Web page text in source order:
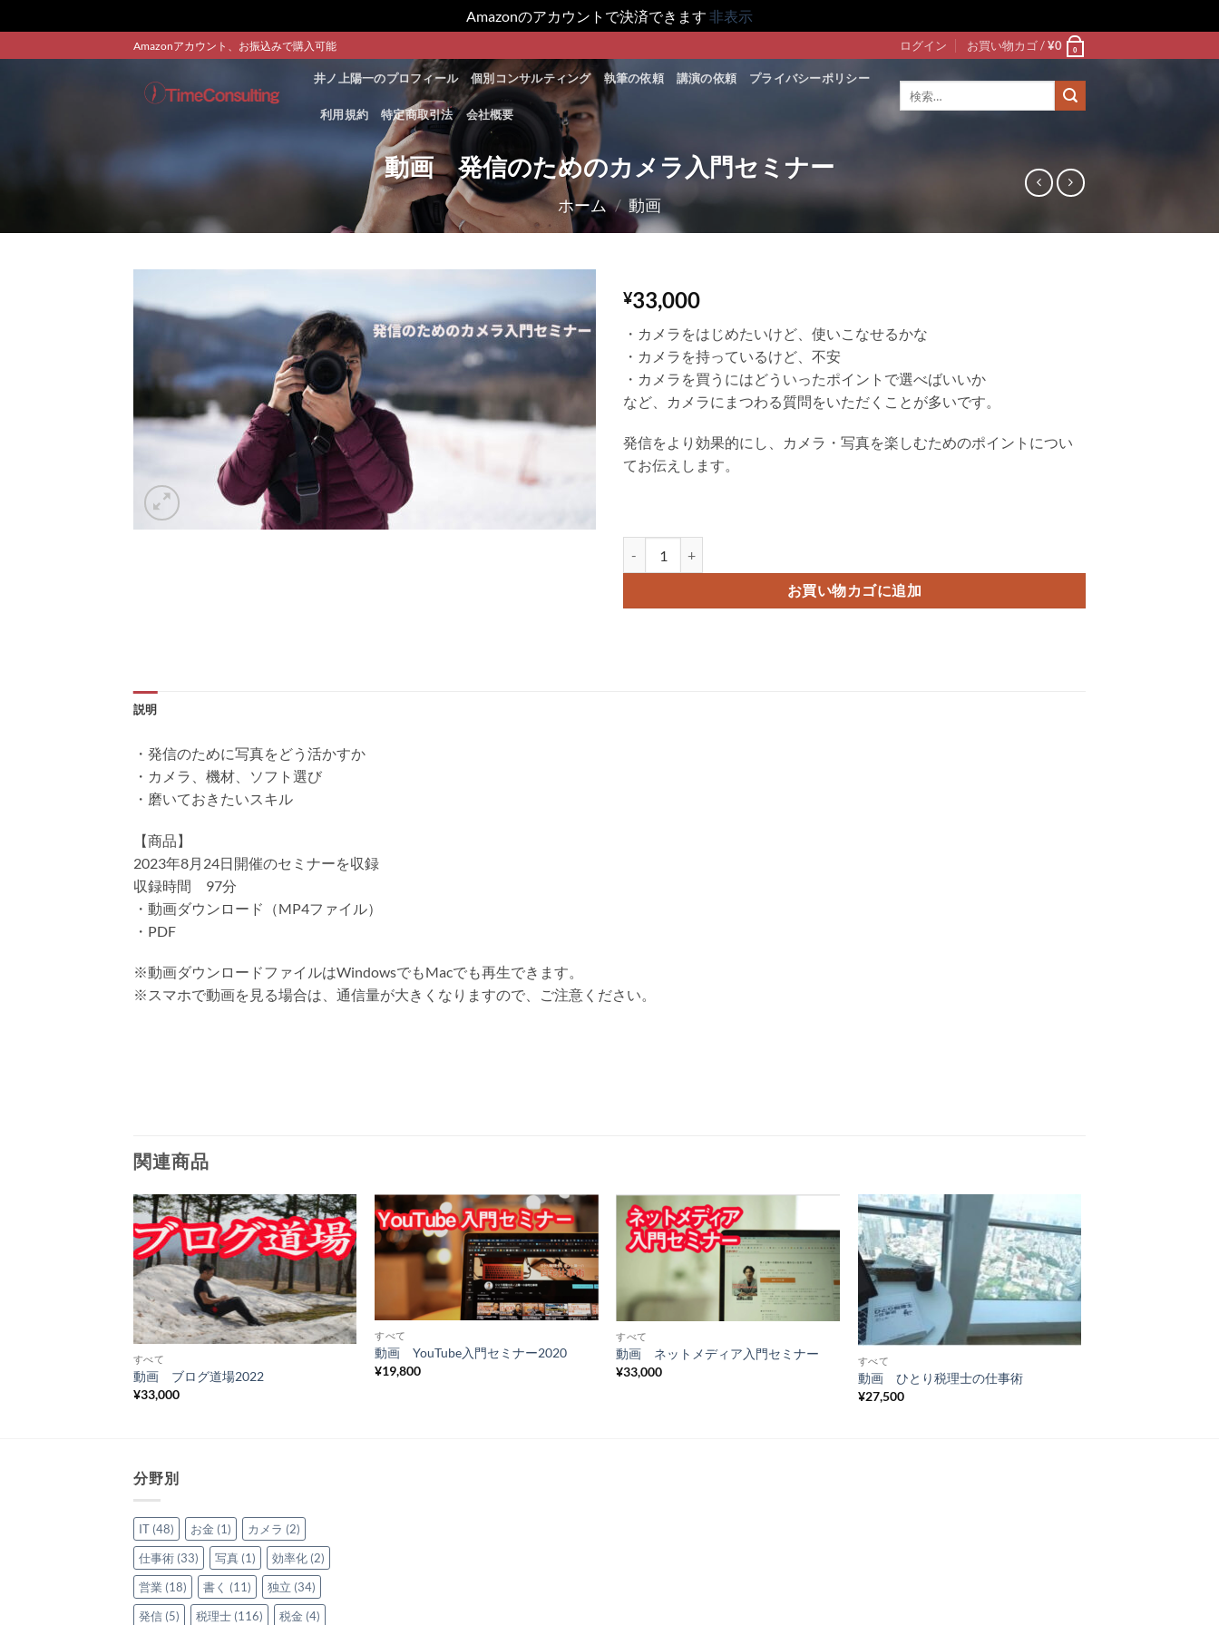
Amazonのアカウントで決済できます 非表示
to
Amazonアカウント、お振込みで購入可能 ログイン お買い物カゴ /¥0 0
井ノ上陽一のプロフィール 個別コンサルティング 執筆の依頼 講演の依頼 プライバシーポリシー
利用規約 特定商取引法 会社概要
対
動画 発信のためのカメラ入門セミナー
ホーム / 動画
Add to
Wishlist
¥33,000
・カメラをはじめたいけど、使いこなせるかな
・カメラを持っているけど、不安
・カメラを買うにはどういったポイントで選べばいいか
など、カメラにまつわる質問をいただくことが多いです。
発信をより効果的にし、カメラ・写真を楽しむためのポイントについ
てお伝えします。
お買い物カゴに追加
説明
・発信のために写真をどう活かすか
・カメラ、機材、ソフト選び
・磨いておきたいスキル
【商品】
2023年8月24日開催のセミナーを収録
収録時間 97分
・動画ダウンロード（MP4ファイル）
・PDF
※動画ダウンロードファイルはWindowsでもMacでも再生できます。
※スマホで動画を見る場合は、通信量が大きくなりますので、ご注意ください。
関連商品
Add to
Wishlist
すべて
動画 ブログ道場2022
¥33,000
Add to
Wishlist
すべて
動画 YouTube入門セミナー2020
¥19,800
Add to
すべて
動画 ネットメディア入門セミナー
¥33,000
Add to
Wishlist
すべて
動画 ひとり税理士の仕事術
¥27,500
分野別
IT (48) お金 (1) カメラ (2)
仕事術 (33) 写真 (1) 効率化 (2)
営業 (18) 書く (11) 独立 (34)
発信 (5) 税理士 (116) 税金 (4)